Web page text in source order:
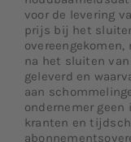
voor de levering
prijs bij het
na het sluiten
geleverd en
aan
ondernemer geen
kranten en